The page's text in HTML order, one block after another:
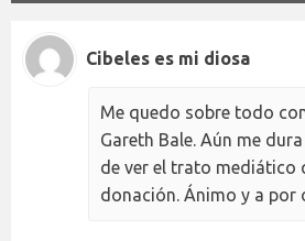
Cibeles es mi diosa
Me quedo sobre todo
Gareth Bale. Aún me
de ver el trato mediático
donación. Ánimo y a por